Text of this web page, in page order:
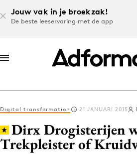
Jouw vak in je broekzak!
De beste leeservaring met de app
Log in
Digital transformation 21 JANUARI 2015
Dirx Drogisterijen
Trekpleister of